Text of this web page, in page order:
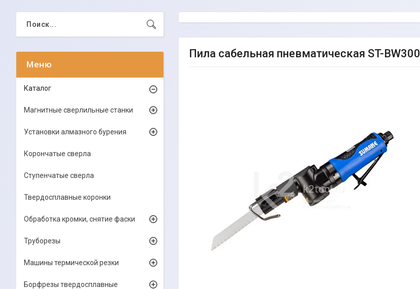
Пила сабельная пневматическая ST-BW300
Каталог
Магнитные сверлильные станки
Установки алмазного бурения
Корончатые сверла
Ступенчатые сверла
Твердосплавные коронки
Обработка кромки, снятие фаски
Труборезы
Машины термической резки
Борфрезы твердосплавные